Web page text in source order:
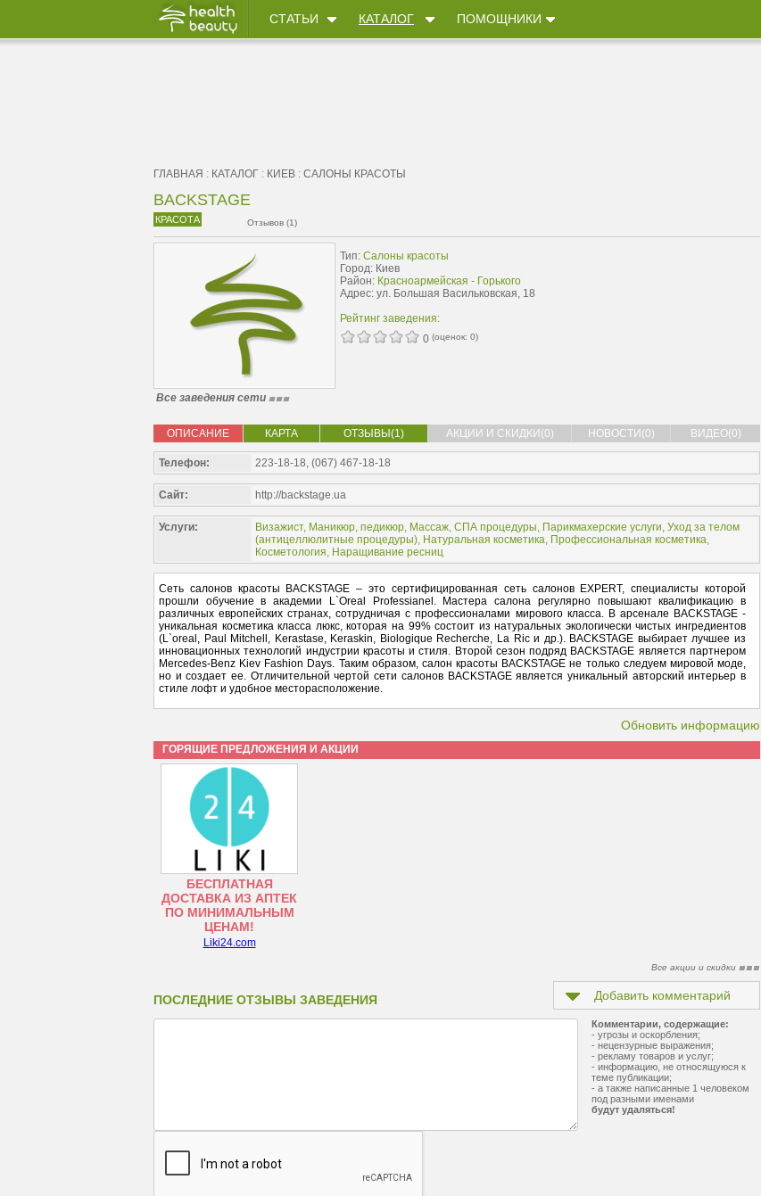
СТАТЬИ КАТАЛОГ ПОМОЩНИКИ
ГЛАВНАЯ : КАТАЛОГ : КИЕВ : САЛОНЫ КРАСОТЫ
BACKSTAGE
КРАСОТА Отзывов (1)
Тип: Салоны красоты
Город: Киев
Район: Красноармейская - Горького
Адрес: ул. Большая Васильковская, 18
Рейтинг заведения:
0 (оценок: 0)
Все заведения сети
ОПИСАНИЕ КАРТА ОТЗЫВЫ(1) АКЦИИ И СКИДКИ(0) НОВОСТИ(0) ВИДЕО(0)
Телефон: 223-18-18, (067) 467-18-18
Сайт: http://backstage.ua
Услуги: Визажист, Маникюр, педикюр, Массаж, СПА процедуры, Парикмахерские услуги, Уход за телом
(антицеллюлитные процедуры), Натуральная косметика, Профессиональная косметика,
Косметология, Наращивание ресниц
Сеть салонов красоты BACKSTAGE – это сертифицированная сеть салонов EXPERT, специалисты которой
прошли обучение в академии L`Oreal Professianel. Мастера салона регулярно повышают квалификацию в
различных европейских странах, сотрудничая с профессионалами мирового класса. В арсенале BACKSTAGE -
уникальная косметика класса люкс, которая на 99% состоит из натуральных экологически чистых ингредиентов
(L`oreal, Paul Mitchell, Kerastase, Keraskin, Biologique Recherche, La Ric и др.). BACKSTAGE выбирает лучшее из
инновационных технологий индустрии красоты и стиля. Второй сезон подряд BACKSTAGE является партнером
Mercedes-Benz Kiev Fashion Days. Таким образом, салон красоты BACKSTAGE не только следуем мировой моде,
но и создает ее. Отличительной чертой сети салонов BACKSTAGE является уникальный авторский интерьер в
стиле лофт и удобное месторасположение.
Обновить информацию
ГОРЯЩИЕ ПРЕДЛОЖЕНИЯ И АКЦИИ
БЕСПЛАТНАЯ
ДОСТАВКА ИЗ АПТЕК
ПО МИНИМАЛЬНЫМ
ЦЕНАМ!
Liki24.com
Все акции и скидки
ПОСЛЕДНИЕ ОТЗЫВЫ ЗАВЕДЕНИЯ Добавить комментарий
Комментарии, содержащие:
- угрозы и оскорбления;
- нецензурные выражения;
- рекламу товаров и услуг;
- информацию, не относящуюся к
теме публикации;
- а также написанные 1 человеком
под разными именами
будут удаляться!